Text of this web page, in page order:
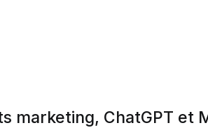
marketing, ChatGPT et